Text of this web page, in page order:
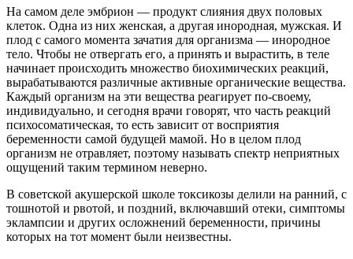
На самом деле эмбрион — продукт слияния двух половых
клеток. Одна из них женская, а другая инородная, мужская. И
плод с самого момента зачатия для организма — инородное
тело. Чтобы не отвергать его, а принять и вырастить, в теле
начинает происходить множество биохимических реакций,
вырабатываются различные активные органические вещества.
Каждый организм на эти вещества реагирует по-своему,
индивидуально, и сегодня врачи говорят, что часть реакций
психосоматическая, то есть зависит от восприятия
беременности самой будущей мамой. Но в целом плод
организм не отравляет, поэтому называть спектр неприятных
ощущений таким термином неверно.
В советской акушерской школе токсикозы делили на ранний, с
тошнотой и рвотой, и поздний, включавший отеки, симптомы
эклампсии и других осложнений беременности, причины
которых на тот момент были неизвестны.